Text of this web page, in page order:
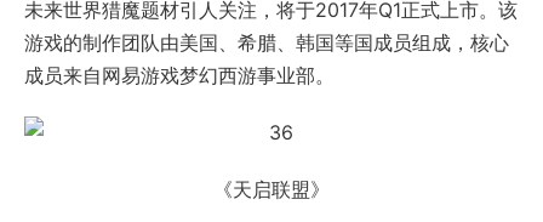
来独家试玩体验，将于2017年初上线。
《永恒边境》
侠义基因：《逆水寒》《楚留香》